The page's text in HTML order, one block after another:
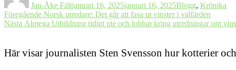
Jan-Åke Fältjanuari 16, 2025januari 16, 2025Blogg, Krönika
Inläggsnavigering
Föregående Föregående
inlägg:
Norsk utredare: Det går att fasa ut vinster i välfärden
Nästa Nästa
Almega Utbildning tidigt ute och lobbar kring utredningar om
Här visar journalisten Sten Svensson hur kotterier